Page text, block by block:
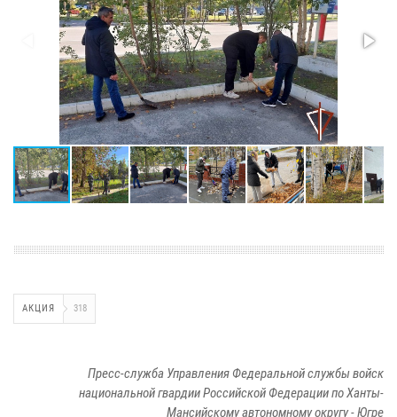
АКЦИЯ 318
Пресс-служба Управления Федеральной службы войск
национальной гвардии Российской Федерации по Ханты-
Мансийскому автономному округу - Югре